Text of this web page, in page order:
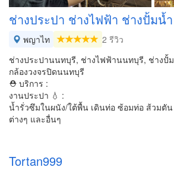
ช่างประปา ช่างไฟฟ้า ช่างปั้มน้
พญาไท
2 รีวิว
ช่างประปานนทบุรี, ช่างไฟฟ้านนทบุรี, ช่างปั้
กล้องวงจรปิดนนทบุรี
⛑ บริการ :
งานประปา 💧 :
น้ำรั่วซึมในผนัง/ใต้พื้น เดินท่อ ซ้อมท่อ ส้วม
ต่างๆ และอื่นๆ
Tortan999